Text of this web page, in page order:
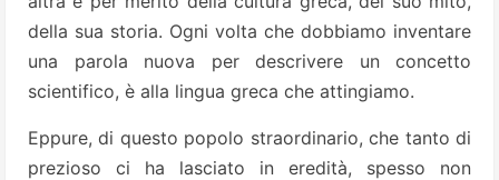
della sua storia. Ogni volta che dobbiamo inventare
una parola nuova per descrivere un concetto
scientifico, è alla lingua greca che attingiamo.
Eppure, di questo popolo straordinario, che tanto di
prezioso ci ha lasciato in eredità, spesso non